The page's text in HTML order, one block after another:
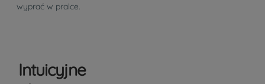
wyprać w pralce.
Intuicyjne